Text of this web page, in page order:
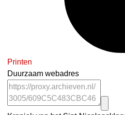
Printen
Duurzaam webadres